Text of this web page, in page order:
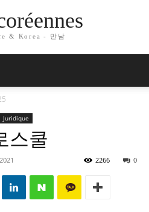
& Korea - 만남
Juridique
스쿨
0
2266